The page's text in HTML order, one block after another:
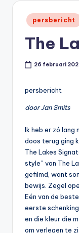
or
Geplaatst
in
persbericht
The
26 februari
persbericht
door Jan Smits
Ik heb er zó lang
doos terug ging
The Lakes
style” van The
gefilmd, want
bewijs. Zegel
Eén van de
eerste
en die kleur die
om verlegen te